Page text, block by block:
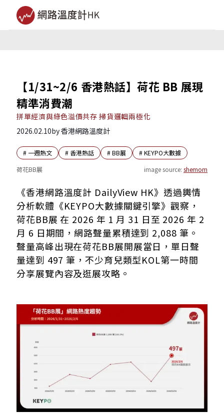
【1/31~2/6 香港熱話】荷花 BB 展現
精準消費潮
拼單經濟與綠色溢價共存 掃貨邏輯兩極化
2026.02.10by香港網路溫度計
# 一週熱文 # 香港熱話 #BB展 #KEYPO大數據
荷花BB展
image source: shemom
一、展覽前一週 透過早鳥票及懶人包節省精力及錢包
二、展覽當天 開幕前已擠滿人潮等待掃貨
三、內容與服務型價值提升 實體展覽轉型
四、有機與可持續發展溢價能力高
《香港網路溫度計 DailyView HK》透過輿情
分析軟體《KEYPO大數據關鍵引擎》觀察，
荷花BB展 在 2026 年 1 月 31 日至 2026 年 2
月 6 日期間，網路聲量累積達到 2,088 筆。
聲量高峰出現在荷花BB展開展當日，單日聲
量達到 497 筆，不少育兒類型KOL第一時間
分享展覽內容及逛展攻略。